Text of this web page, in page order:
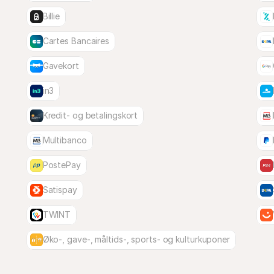
Billie
Cartes Bancaires
Gavekort
in3
Kredit- og betalingskort
Multibanco
PostePay
Satispay
TWINT
Øko-, gave-, måltids-, sports- og kulturkuponer